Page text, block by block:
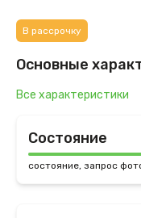
В рассрочку
Основные
Все характеристики
Состояние
состояние, запрос